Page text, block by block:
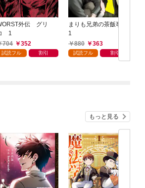
外伝 グリ
1
704
352
試読フル 割引
まりも兄弟の茶飯事
1
880
363
試読フル 割引
もっと見る